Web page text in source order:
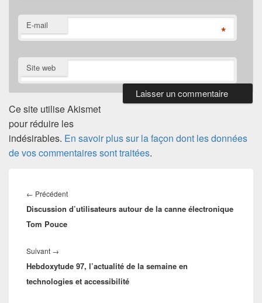
E-mail *
Site web
Ce site utilise Akismet
pour réduire les
indésirables. En savoir plus sur la façon dont les données
de vos commentaires sont traitées.
de
l’article
← PrécédentArticle
précédent :
Discussion d’utilisateurs autour de la canne électronique
Tom Pouce
Suivant →
suivant :
Hebdoxytude 97, l’actualité de la semaine en
technologies et accessibilité